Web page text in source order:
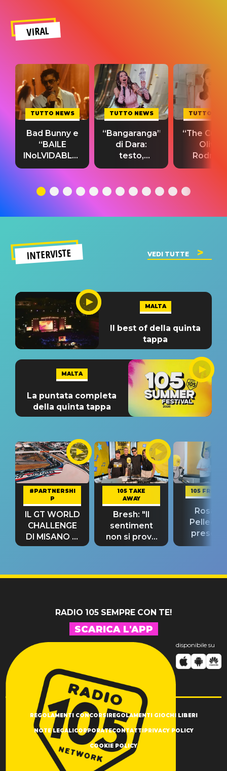
VIRAL
TUTTO NEWS
Bad Bunny e
“BAILE
INoLVIDABLE”:
testo,
significato
TUTTO NEWS
“Bangaranga”
di Dara:
testo,
traduzione e
del singolo
TUTTO
“The
Olivia
testo,
INTERVISTE VEDI TUTTE
MALTA
Il best of della quinta
tappa
MALTA
La puntata completa
della quinta tappa
#PARTNERSHI
P
IL GT WORLD
CHALLENGE
DI MISANO si
riconferma
105 TAKE
AWAY
Bresh: "Il
sentiment
non si prova
fino alla notte
105
Rosario
“Così
RADIO 105 SEMPRE CON TE!
SCARICA L'APP
disponibile su
REGOLAMENTI CONCORSIREGOLAMENTI GIOCHI LIBERI
NOTE LEGALICORPORATECONTATTIPRIVACY POLICY
COOKIE POLICY